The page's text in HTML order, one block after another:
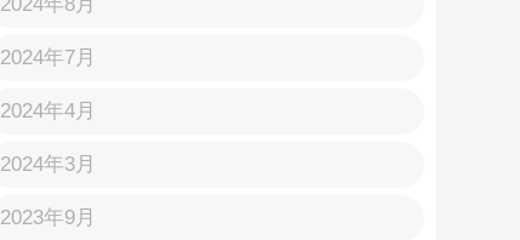
2024年7月
2024年4月
2024年3月
2023年9月